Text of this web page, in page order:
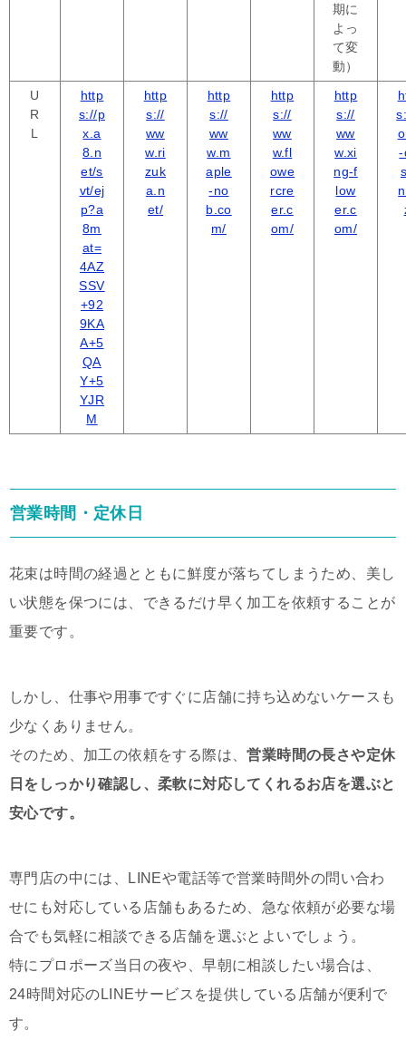
期に
よっ
て変
動）
U
R
L
http
s://p
x.a
8.n
et/s
vt/ej
p?a
8m
at=
4AZ
SSV
+92
9KA
A+5
QA
Y+5
YJR
M
http
s://
ww
w.ri
zuk
a.n
et/
http
s://
ww
w.m
aple
-no
b.co
m/
http
s://
ww
w.fl
owe
rcre
er.c
om/
http
s://
ww
w.xi
ng-f
low
er.c
om/
-
営業時間・定休日
花束は時間の経過とともに鮮度が落ちてしまうため、美し
い状態を保つには、できるだけ早く加工を依頼することが
重要です。
しかし、仕事や用事ですぐに店舗に持ち込めないケースも
少なくありません。
そのため、加工の依頼をする際は、営業時間の長さや定休
日をしっかり確認し、柔軟に対応してくれるお店を選ぶと
安心です。
専門店の中には、LINEや電話等で営業時間外の問い合わ
せにも対応している店舗もあるため、急な依頼が必要な場
合でも気軽に相談できる店舗を選ぶとよいでしょう。
特にプロポーズ当日の夜や、早朝に相談したい場合は、
24時間対応のLINEサービスを提供している店舗が便利で
す。